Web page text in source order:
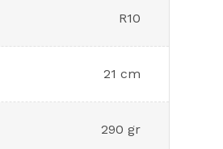
R10
21 cm
290 gr